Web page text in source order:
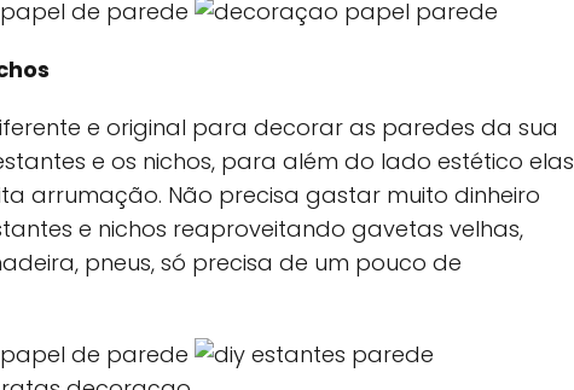
e original para decorar as paredes da sua
e os nichos, para além do lado estético elas
arrumação. Não precisa gastar muito dinheiro
e nichos reaproveitando gavetas velhas,
pneus, só precisa de um pouco de